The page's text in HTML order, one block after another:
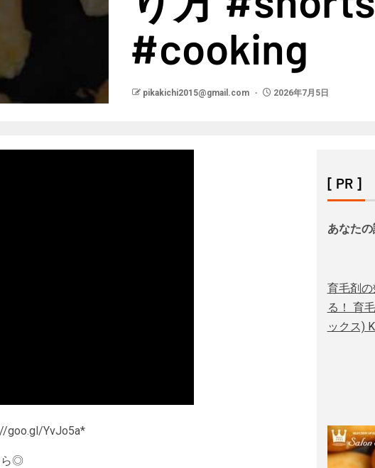
#cooking
pikakichi2015@gmail.com 2026年7月5日
goo.gl/YvJo5a*
ら◎
[ PR ]
あなた
育毛剤
る！ 育
ックス)